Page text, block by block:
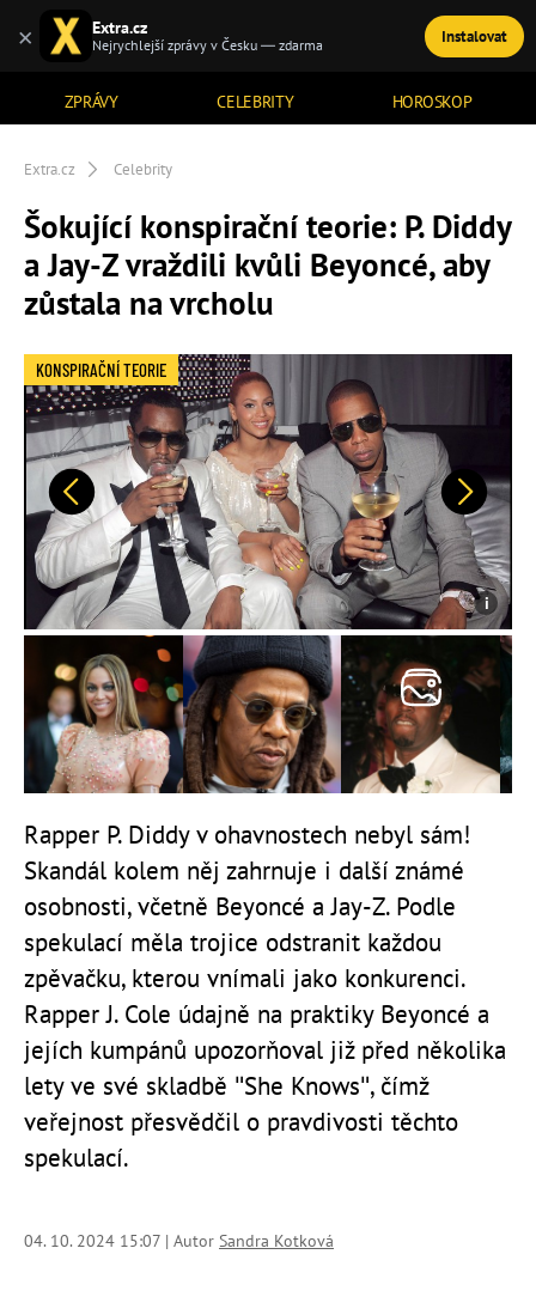
ZPRÁVY CELEBRITY HOROSKOP
TÉMATA
Extra.cz Celebrity
Šokující konspirační teorie: P. Diddy
a Jay-Z vraždili kvůli Beyoncé, aby
zůstala na vrcholu
Předchozí Další
KONSPIRAČNÍ TEORIE
Rapper P. Diddy v ohavnostech nebyl sám!
Skandál kolem něj zahrnuje i další známé
osobnosti, včetně Beyoncé a Jay-Z. Podle
spekulací měla trojice odstranit každou
zpěvačku, kterou vnímali jako konkurenci.
Rapper J. Cole údajně na praktiky Beyoncé a
jejích kumpánů upozorňoval již před několika
lety ve své skladbě "She Knows", čímž
veřejnost přesvědčil o pravdivosti těchto
spekulací.
04. 10. 2024 15:07 | Autor Sandra Kotková
× Extra.cz
Nejrychlejší zprávy v Česku — zdarma Instalovat